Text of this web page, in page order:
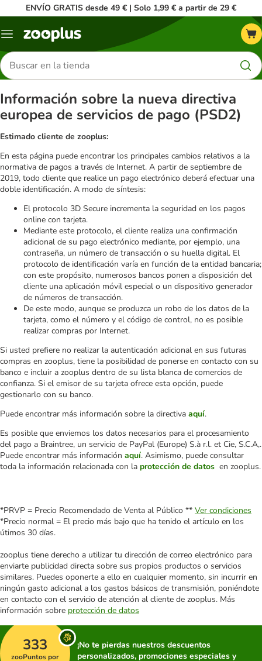
ENVÍO GRATIS desde 49 € | Solo 1,99 € a partir de 29 €
Menú
Buscar
productos
Información sobre la nueva directiva
europea de servicios de pago (PSD2)
Estimado cliente de zooplus:
En esta página puede encontrar los principales cambios relativos a la
normativa de pagos a través de Internet. A partir de septiembre de
2019, todo cliente que realice un pago electrónico deberá efectuar una
doble identificación. A modo de síntesis:
El protocolo 3D Secure incrementa la seguridad en los pagos
online con tarjeta.
Mediante este protocolo, el cliente realiza una confirmación
adicional de su pago electrónico mediante, por ejemplo, una
contraseña, un número de transacción o su huella digital. El
protocolo de identificación varía en función de la entidad bancaria;
con este propósito, numerosos bancos ponen a disposición del
cliente una aplicación móvil especial o un dispositivo generador
de números de transacción.
De este modo, aunque se produzca un robo de los datos de la
tarjeta, como el número y el código de control, no es posible
realizar compras por Internet.
Si usted prefiere no realizar la autenticación adicional en sus futuras
compras en zooplus, tiene la posibilidad de ponerse en contacto con su
banco e incluir a zooplus dentro de su lista blanca de comercios de
confianza. Si el emisor de su tarjeta ofrece esta opción, puede
gestionarlo con su banco.
Puede encontrar más información sobre la directiva aquí.
Es posible que enviemos los datos necesarios para el procesamiento
del pago a Braintree, un servicio de PayPal (Europe) S.à r.l. et Cie, S.C.A,.
Puede encontrar más información aquí. Asimismo, puede consultar
toda la información relacionada con la protección de datos en zooplus.
*PRVP = Precio Recomendado de Venta al Público ** Ver condiciones
*Precio normal = El precio más bajo que ha tenido el artículo en los
útimos 30 días.
zooplus tiene derecho a utilizar tu dirección de correo electrónico para
enviarte publicidad directa sobre sus propios productos o servicios
similares. Puedes oponerte a ello en cualquier momento, sin incurrir en
ningún gasto adicional a los gastos básicos de transmisión, poniéndote
en contacto con el servicio de atención al cliente de zooplus. Más
información sobre protección de datos
333
zooPuntos por
¡No te pierdas nuestros descuentos
personalizados, promociones especiales y